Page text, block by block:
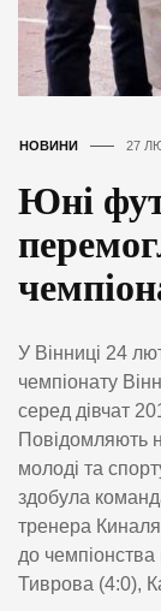
НОВИНИ 27
Юні
У Вінниці 24
чемпіонату
серед дівчат
Повідомляють
молоді та
здобула
тренера
до
Тиврова (4:0),